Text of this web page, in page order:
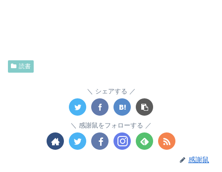
読書
シェアする
感謝鼠をフォローする
感謝鼠